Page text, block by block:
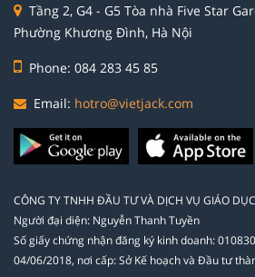
Tầng 2, G4 - G5 Tòa nhà Five Star
Phường Khương Đình, Hà Nội
Phone: 084 283 45 85
Email: hotro@vietjack.com
CÔNG TY TNHH ĐẦU TƯ VÀ DỊCH VỤ GIÁO DỤC
Người đại diện: Nguyễn Thanh Tuyền
Số giấy chứng nhận đăng ký kinh doanh:
04/06/2018, nơi cấp: Sở Kế hoạch và Đầu tư